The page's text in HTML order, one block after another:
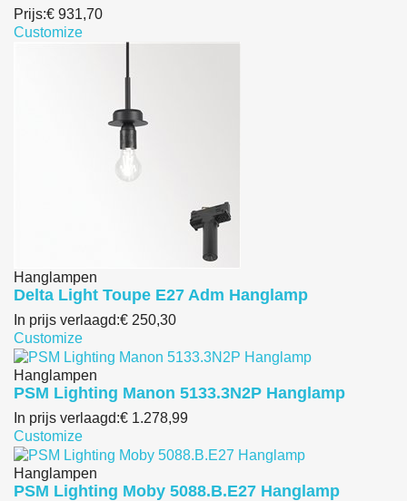
Prijs:€ 931,70
Customize
Hanglampen
Delta Light Toupe E27 Adm Hanglamp
In prijs verlaagd:€ 250,30
Customize
Hanglampen
PSM Lighting Manon 5133.3N2P Hanglamp
In prijs verlaagd:€ 1.278,99
Customize
Hanglampen
PSM Lighting Moby 5088.B.E27 Hanglamp